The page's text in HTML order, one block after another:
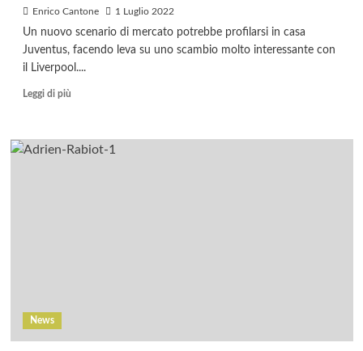
Enrico Cantone 1 Luglio 2022
Un nuovo scenario di mercato potrebbe profilarsi in casa
Juventus, facendo leva su uno scambio molto interessante con
il Liverpool....
Leggi di più
News